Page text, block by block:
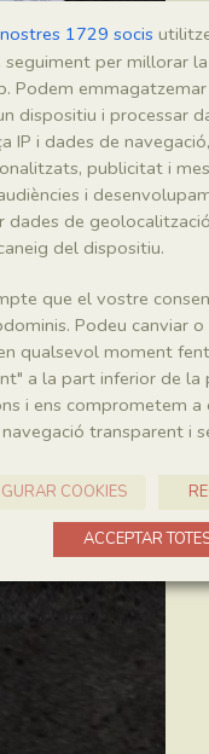
1729 socis
per millorar
Podem emmagatzemar
dispositiu i processar
IP i dades de
publicitat i
i
de
del dispositiu.
que el vostre
Podeu canviar
qualsevol moment
a la part inferior de la
i ens comprometem a
transparent i
COOKIES
ACCEPTAR